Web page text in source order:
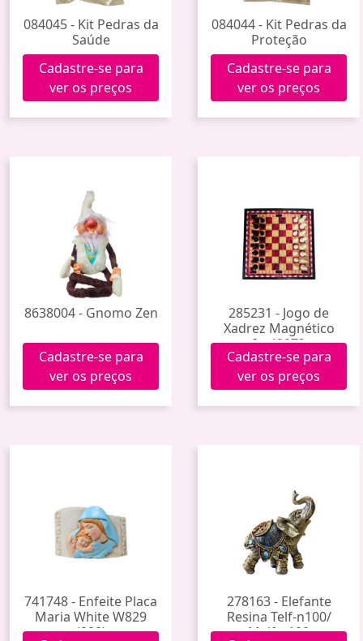
084045 - Kit Pedras da
Saúde
Cadastre-se para
ver os preços
084044 - Kit Pedras da
Proteção
Cadastre-se para
ver os preços
8638004 - Gnomo Zen
Cadastre-se para
ver os preços
285231 - Jogo de
Xadrez Magnético
Im42073
Cadastre-se para
ver os preços
741748 - Enfeite Placa
Maria White W829
(288)
278163 - Elefante
Resina Telf-n100/
Melf-n100